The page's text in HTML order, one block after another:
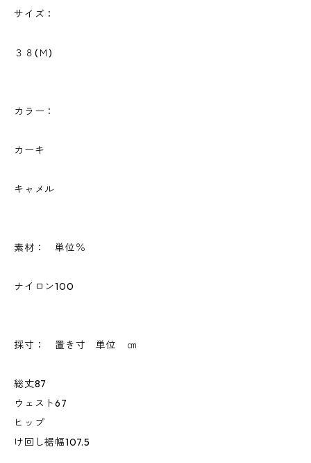
サイズ：
３８(Ｍ)
カラー：
カーキ
キャメル
素材： 単位％
ナイロン100
採寸： 置き寸 単位 ㎝
総丈87
ウェスト67
ヒップ
け回し裾幅107.5